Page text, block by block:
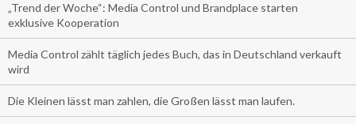
„Trend der Woche“: Media Control und Brandplace starten
exklusive Kooperation
Media Control zählt täglich jedes Buch, das in Deutschland verkauft
wird
Die Kleinen lässt man zahlen, die Großen lässt man laufen.